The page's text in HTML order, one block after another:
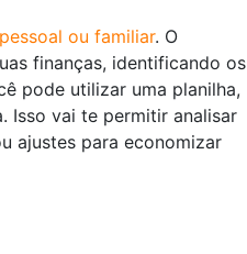
ou familiar. O
finanças, identificando os
pode utilizar uma planilha,
Isso vai te permitir analisar
ajustes para economizar